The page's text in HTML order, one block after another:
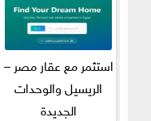
استثمر مع عقار مصر –
الريسيل والوحدات
الجديدة